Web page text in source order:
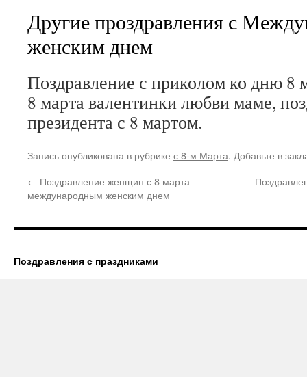
Другие проздравления с
женским днем
Поздравление с приколом ко дню 8
8 марта валентинки любви маме,
президента с 8 мартом.
Запись опубликована в рубрике с 8-м Марта. Добавьте в
← Поздравление женщин с 8 марта
международным женским днем
Поздравления с праздниками